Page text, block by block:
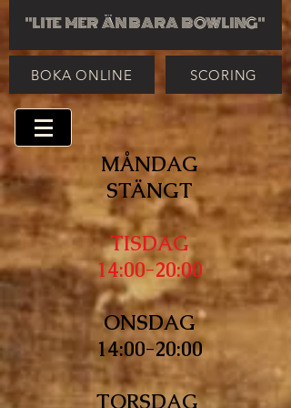
"LITE MER ÄN BARA BOWLING"
BOKA ONLINE SCORING
MÅNDAG
STÄNGT
TISDAG
14:00-20:00
ONSDAG
14:00-20:00
TORSDAG